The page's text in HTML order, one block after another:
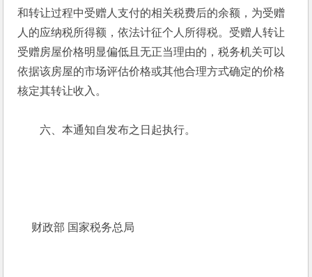
和转让过程中受赠人支付的相关税费后的余额，为受赠
人的应纳税所得额，依法计征个人所得税。受赠人转让
受赠房屋价格明显偏低且无正当理由的，税务机关可以
依据该房屋的市场评估价格或其他合理方式确定的价格
核定其转让收入。
六、本通知自发布之日起执行。
财政部 国家税务总局